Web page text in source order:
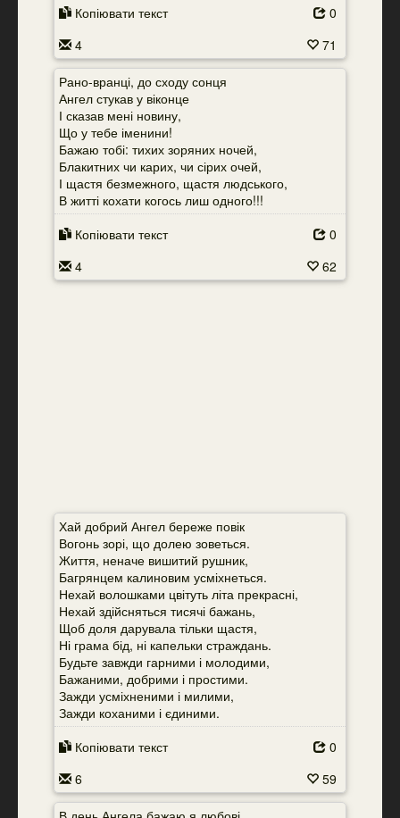
Копіювати текст
0
4
71
Рано-вранці, до сходу сонця
Ангел стукав у віконце
І сказав мені новину,
Що у тебе іменини!
Бажаю тобі: тихих зоряних ночей,
Блакитних чи карих, чи сірих очей,
І щастя безмежного, щастя людського,
В житті кохати когось лиш одного!!!
Копіювати текст
0
4
62
Хай добрий Ангел береже повік
Вогонь зорі, що долею зоветься.
Життя, неначе вишитий рушник,
Багрянцем калиновим усміхнеться.
Нехай волошками цвітуть літа прекрасні,
Нехай здійсняться тисячі бажань,
Щоб доля дарувала тільки щастя,
Ні грама бід, ні капельки страждань.
Будьте завжди гарними і молодими,
Бажаними, добрими і простими.
Зажди усміхненими і милими,
Зажди коханими і єдиними.
Копіювати текст
0
6
59